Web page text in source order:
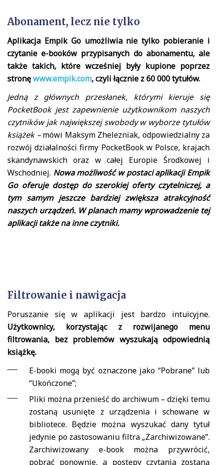
Abonament, lecz nie tylko
Aplikacja Empik Go umożliwia nie tylko pobieranie i
czytanie e-booków przypisanych do abonamentu, ale
także takich, które wcześniej były kupione poprzez
stronęwww.empik.com, czyli łącznie z 60 000 tytułów.
Jedną z głównych przesłanek, którymi kieruje się
PocketBook jest zapewnienie użytkownikom naszych
czytników jak największej swobody w wyborze tytułów
książek –mówi Maksym Zhelezniak, odpowiedzialny za
rozwój działalności firmy PocketBook w Polsce, krajach
skandynawskich oraz w całej Europie Środkowej i
Wschodniej. Nowa możliwość w postaci aplikacji Empik
Go oferuje dostęp do szerokiej oferty czytelniczej, a
tym samym jeszcze bardziej zwiększa atrakcyjność
naszych urządzeń. W planach mamy wprowadzenie tej
aplikacji także na inne czytniki.
Filtrowanie i nawigacja
Poruszanie się w aplikacji jest bardzo intuicyjne.
Użytkownicy, korzystając z rozwijanego menu
filtrowania, bez problemów wyszukają odpowiednią
książkę.
E-booki mogą być oznaczone jako “Pobrane” lub
“Ukończone”;
Pliki można przenieść do archiwum – dzięki temu
zostaną usunięte z urządzenia i schowane w
bibliotece. Będzie można wyszukać dany tytuł
jedynie po zastosowaniu filtra „Zarchiwizowane”.
Zarchiwizowany e-book można przywrócić,
pobrać ponownie, a postępy czytania zostaną